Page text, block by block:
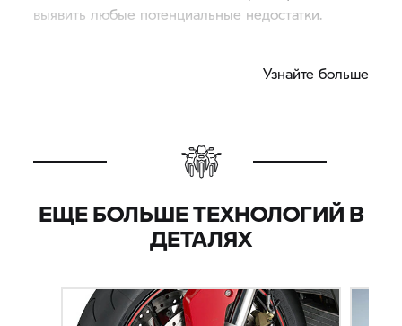
выявить любые потенциальные недостатки.
Узнайте больше
ЕЩЕ БОЛЬШЕ ТЕХНОЛОГИЙ В
ДЕТАЛЯХ